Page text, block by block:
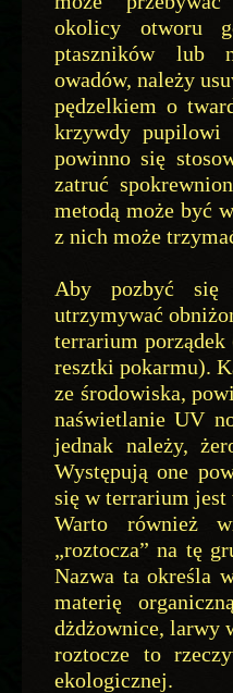
okolicy otworu
ptaszników lub
owadów, należy
pędzelkiem o
krzywdy pupilowi
powinno się
zatruć
metodą może być
z nich może
Aby pozbyć się
utrzymywać
terrarium porządek
resztki pokarmu).
ze środowiska,
naświetlanie UV
jednak należy,
Występują one
się w terrarium
Warto również
„roztocza” na tę
Nazwa ta określa
materię
dżdżownice, larwy
roztocze to
ekologicznej.